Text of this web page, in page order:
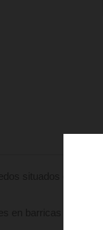
situados en las
en barricas de roble